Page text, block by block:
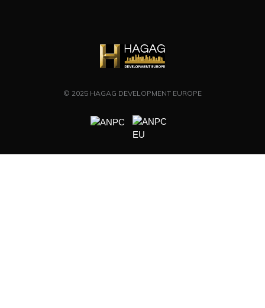
© 2025 HAGAG DEVELOPMENT EUROPE